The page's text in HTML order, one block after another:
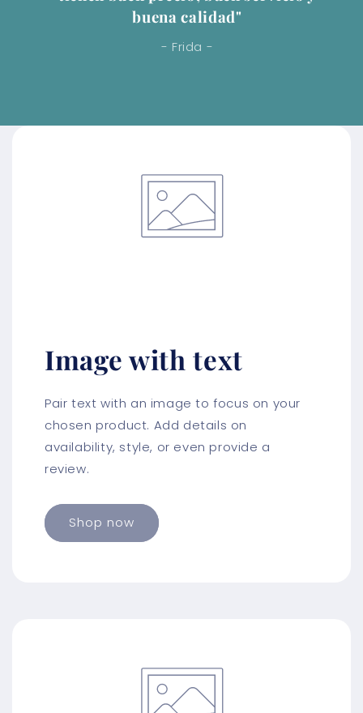
buena calidad"
- Frida -
Image with text
Pair text with an image to focus on your
chosen product. Add details on
availability, style, or even provide a
review.
Shop now